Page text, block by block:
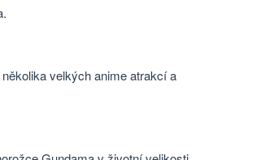
velkých anime atrakcí a